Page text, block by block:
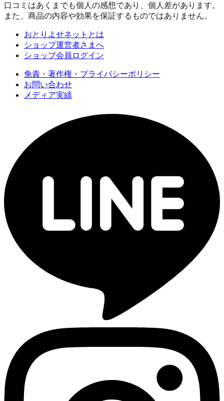
口コミはあくまでも個人の感想であり、個人差があります。
また、商品の内容や効果を保証するものではありません。
おとりよせネットとは
ショップ運営者さまへ
ショップ会員ログイン
免責・著作権・プライバシーポリシー
お問い合わせ
メディア実績